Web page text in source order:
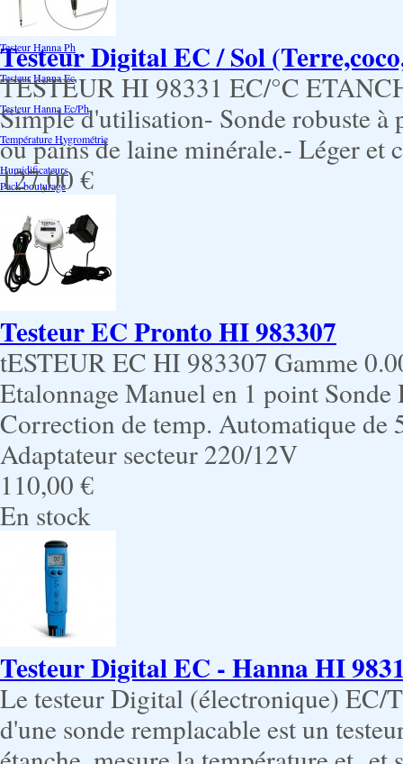
Reservoir
Testeur Hanna Ph
Testeur Hanna Ec
Testeur Hanna Ec/Ph
Température Hygrométrie
Humidificateurs
Pack bouturage
Serres -Bouturage
Substrat-Bouturage
Néons-CFL
Testeur Digital EC / Sol
TESTEUR HI 98331 EC/°C
Simple d'utilisation- Sonde robuste à
ou pains de laine minérale.- Léger
127,00 €
Testeur EC Pronto HI 983307
tESTEUR EC HI 983307 Gamme
Etalonnage Manuel en 1 point
Correction de temp. Automatique
Adaptateur secteur 220/12V
110,00 €
En stock
Testeur Digital EC - Hanna HI
Le testeur Digital (électronique) EC/
d'une sonde remplacable est un